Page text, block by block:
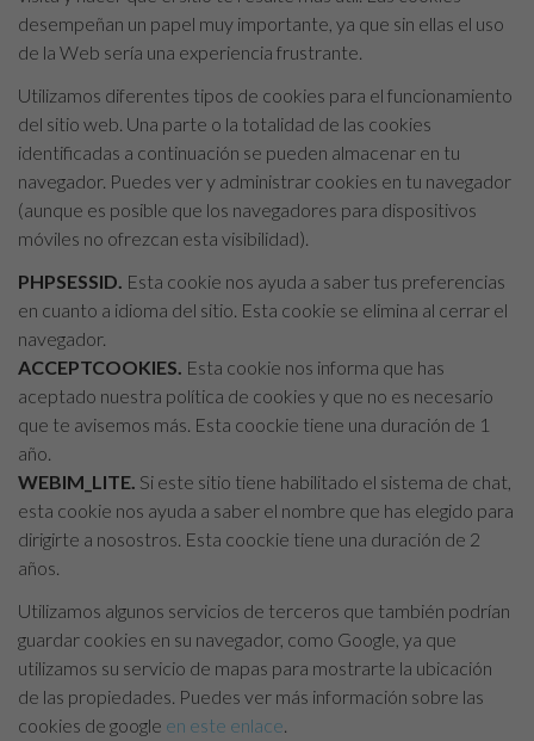
desempeñan un papel muy importante, ya que sin ellas el uso
de la Web sería una experiencia frustrante.
Utilizamos diferentes tipos de cookies para el funcionamiento
del sitio web. Una parte o la totalidad de las cookies
identificadas a continuación se pueden almacenar en tu
navegador. Puedes ver y administrar cookies en tu navegador
(aunque es posible que los navegadores para dispositivos
móviles no ofrezcan esta visibilidad).
PHPSESSID. Esta cookie nos ayuda a saber tus preferencias
en cuanto a idioma del sitio. Esta cookie se elimina al cerrar el
navegador.
ACCEPTCOOKIES. Esta cookie nos informa que has
aceptado nuestra política de cookies y que no es necesario
que te avisemos más. Esta coockie tiene una duración de 1
año.
WEBIM_LITE. Si este sitio tiene habilitado el sistema de chat,
esta cookie nos ayuda a saber el nombre que has elegido para
dirigirte a nosostros. Esta coockie tiene una duración de 2
años.
Utilizamos algunos servicios de terceros que también podrían
guardar cookies en su navegador, como Google, ya que
utilizamos su servicio de mapas para mostrarte la ubicación
de las propiedades. Puedes ver más información sobre las
cookies de google en este enlace.